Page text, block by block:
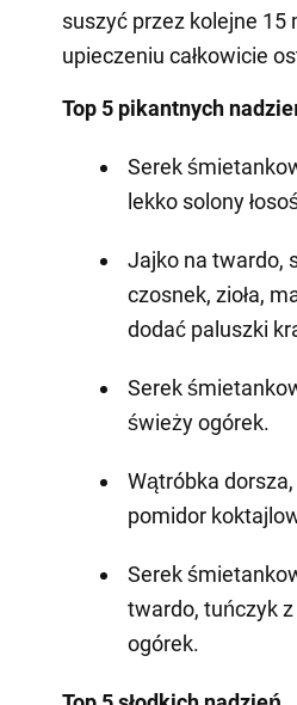
suszyć przez kolejne 15
upieczeniu całkowicie
Top 5 pikantnych
Serek
lekko solony
Jajko na twardo,
czosnek, zioła,
dodać paluszki
Serek
świeży ogórek.
Wątróbka
pomidor
Serek
twardo, tuńczyk
ogórek.